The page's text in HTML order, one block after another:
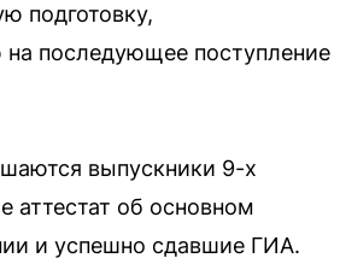
подготовку,
на последующее поступление
выпускники 9-х
аттестат об основном
и успешно сдавшие ГИА.